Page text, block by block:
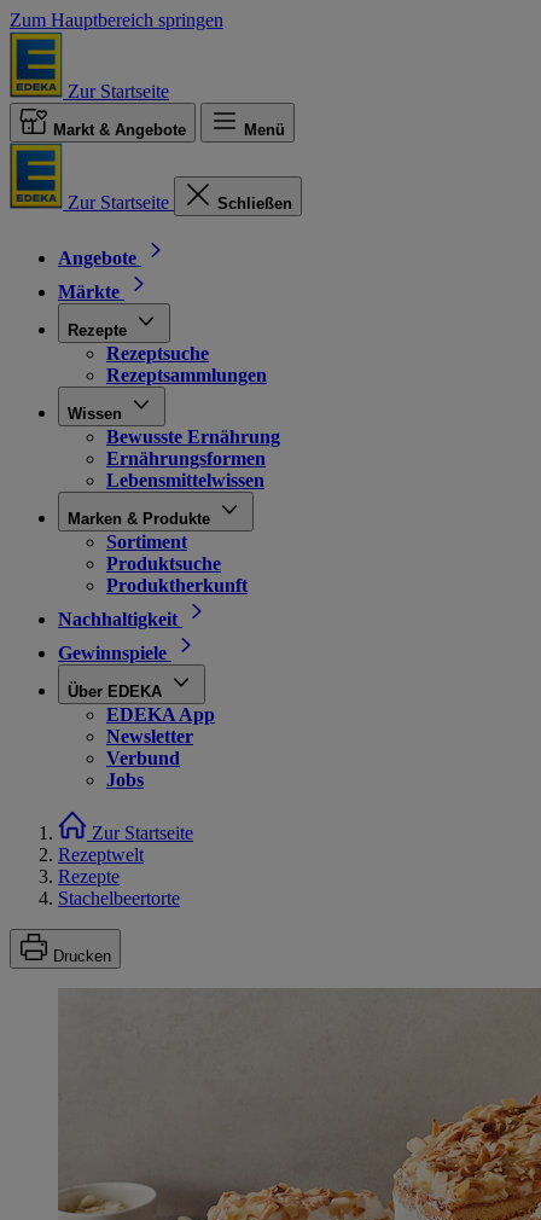
Zum Hauptbereich springen
Zur Startseite
Markt & Angebote Menü
Zur Startseite Schließen
Angebote
Märkte
Rezepte
Rezeptsuche
Rezeptsammlungen
Wissen
Bewusste Ernährung
Ernährungsformen
Lebensmittelwissen
Marken & Produkte
Sortiment
Produktsuche
Produktherkunft
Nachhaltigkeit
Gewinnspiele
Über EDEKA
EDEKA App
Newsletter
Verbund
Jobs
Zur Startseite
Rezeptwelt
Rezepte
Stachelbeertorte
Drucken